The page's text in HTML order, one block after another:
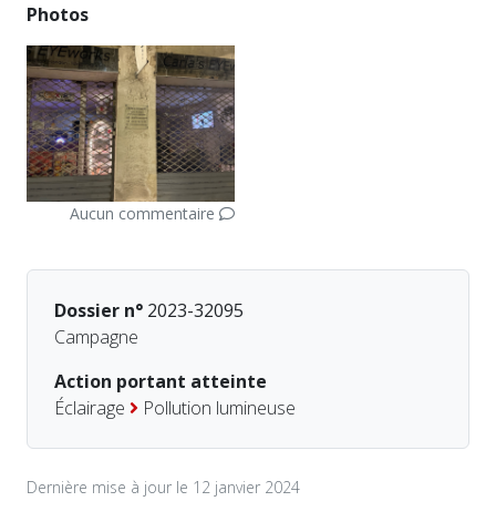
Photos
Aucun commentaire
Dossier n° 2023-32095
Campagne
Action portant atteinte
Éclairage
Pollution lumineuse
Dernière mise à jour le 12 janvier 2024